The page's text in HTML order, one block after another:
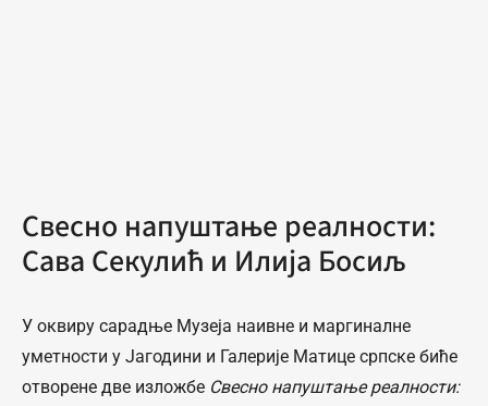
Свесно напуштање реалности:
Сава Секулић и Илија Босиљ
У оквиру сарадње Музеја наивне и маргиналне
уметности у Јагодини и Галерије Матице српске биће
отворене две изложбе Свесно напуштање реалности: